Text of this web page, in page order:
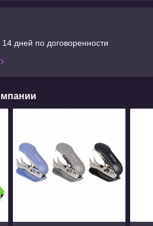
дней по договоренности